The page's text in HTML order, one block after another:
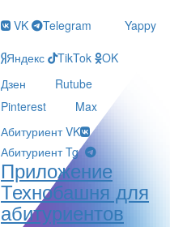
VK Telegram
Yappy
Яндекс
TikTok
OK
Дзен
Rutube
Pinterest
Max
Абитуриент VK
Абитуриент Tg
Приложение
Технобашня для
абитуриентов